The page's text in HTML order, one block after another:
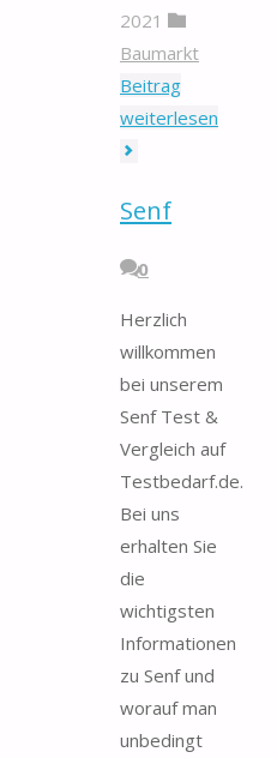
2021
Baumarkt
Beitrag
weiterlesen
Senf
0
Herzlich
willkommen
bei unserem
Senf Test &
Vergleich auf
Testbedarf.de.
Bei uns
erhalten Sie
die
wichtigsten
Informationen
zu Senf und
worauf man
unbedingt